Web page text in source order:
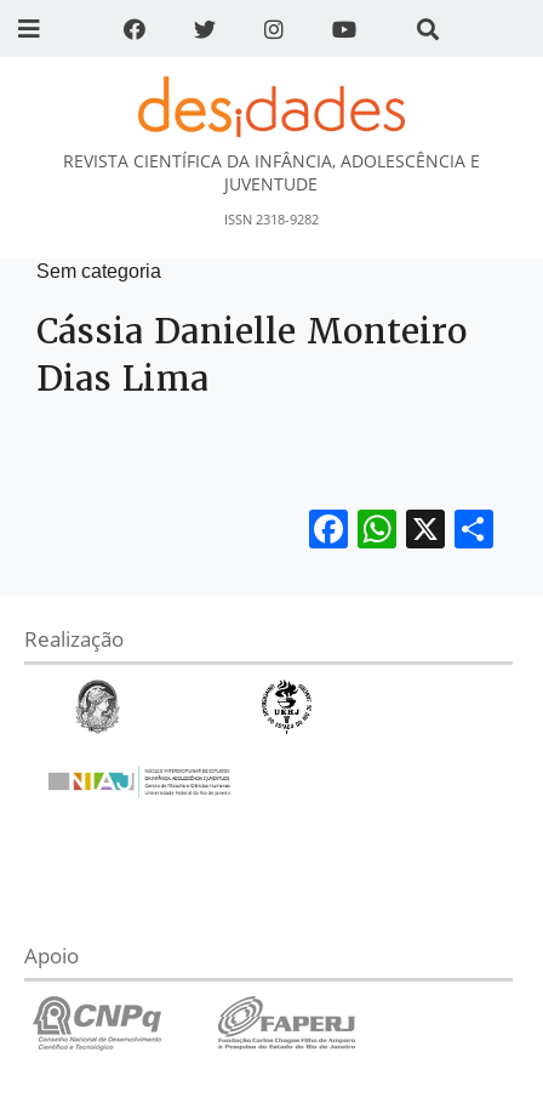
DESidades
REVISTA CIENTÍFICA DA INFÂNCIA, ADOLESCÊNCIA E
JUVENTUDE
ISSN 2318-9282
Sem categoria
Cássia Danielle Monteiro
Dias Lima
Facebook
X
Realização
Apoio